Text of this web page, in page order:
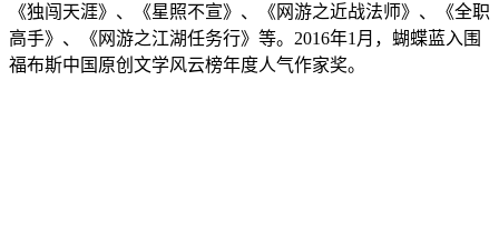
《独闯天涯》、《星照不宣》、《网游之近战法师》、《全职
高手》、《网游之江湖任务行》等。2016年1月，蝴蝶蓝入围
福布斯中国原创文学风云榜年度人气作家奖。